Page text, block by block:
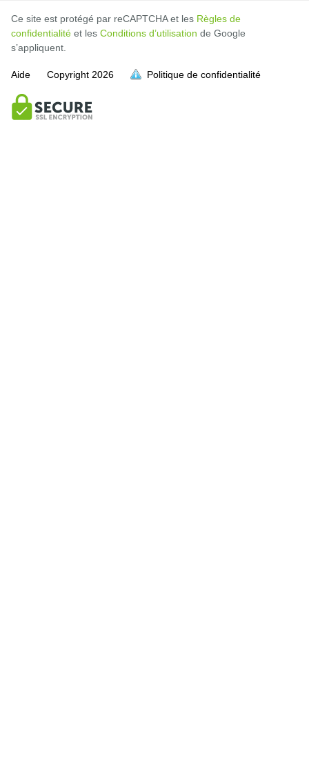
Ce site est protégé par reCAPTCHA et les Règles de
confidentialité et les Conditions d’utilisation de Google
s’appliquent.
Aide Copyright 2026 Politique de confidentialité